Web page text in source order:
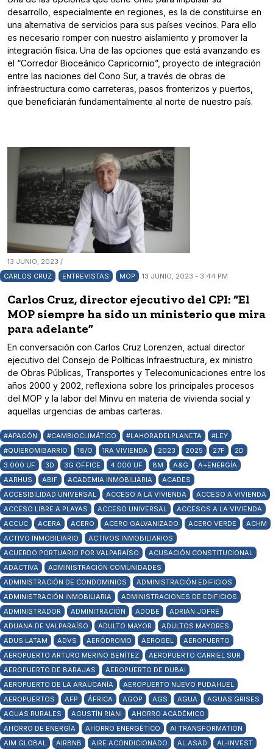
desarrollo, especialmente en regiones, es la de constituirse en
una alternativa de servicios para sus países vecinos. Para ello
es necesario romper con nuestro aislamiento y promover la
integración física. Una de las opciones que está avanzando es
el “Corredor Bioceánico Capricornio”, proyecto de integración
entre las naciones del Cono Sur, a través de obras de
infraestructura como carreteras, pasos fronterizos y puertos,
que beneficiarán fundamentalmente al norte de nuestro país.
13 JUNIO, 2023 /
CARLOS CRUZ
ENTREVISTAS MOP 13 JUNIO, 2023 - 3:44 PM
Carlos Cruz, director ejecutivo del CPI: “El
MOP siempre ha sido un ministerio que mira
para adelante”
En conversación con Carlos Cruz Lorenzen, actual director
ejecutivo del Consejo de Políticas Infraestructura, ex ministro
de Obras Públicas, Transportes y Telecomunicaciones entre los
años 2000 y 2002, reflexiona sobre los principales procesos
del MOP y la labor del Minvu en materia de vivienda social y
aquellas urgencias de ambas carteras.
#APAGÓN #CAMBIOCLIMÁTICO #LAHORADELPLANETA
#LEY
#QUIEROMIBARRIO
18/O 1RA VIVIENDA 2023 2025 27F
2D
3.000 UF
3D 3G OFFICE 4.000 UF 8M A&G
A+ENERGÍA
AARHUS
ABIF ACADEMIA INMOBILIARIA
ACADES
ACCESIBILIDAD UNIVERSAL
ACCESO A LA VIVIENDA
ACCESO A VIVIENDA
ACCESO LIBRE A PLAYAS
ACCESO UNIVERSAL
ACCESOS A LA VIVIENDA
ACCUC
ACERA ACERO ACERO GALVANIZADO ACERO VERDE
ACHM
ACTIVO INMOBILIARIO
ACTIVOS INMOBILIARIOS
ACUERDO PORTUARIO POR VALPARAÍSO
ACUSACIÓN CONSTITUCIONAL
ADACTIVA
ADMINISTRACIÓN COMUNIDADES
ADMINISTRACIÓN DE CONDOMINIOS
ADMINISTRACIÓN EDIFICIOS
ADMINISTRACIÓN INMOBILIARIA
ADMINISTRACIONES DE EDIFICIOS
ADMINISTRADOR
ADMINITRACIÓN ADOBE
ADRIÁN JOFRÉ
ADUANA DE VALPARAÍSO
ADULTO MAYOR
ADULTOS MAYORES
ADUS LATAM
ADVS AERÓDROMO AEROGEL
AEROPUERTO
AEROPUERTO ARTURO MERINO BENÍTEZ
AEROPUERTO CARRIEL SUR
AEROPUERTO DE BARAJAS
AEROPUERTO DE DUBAI
AEROPUERTO DE LA ARAUCANÍA
AEROPUERTO NUEVO PUDAHUEL
AEROPUERTOS
AFP ÁFRICA AGOP AGS AGUA
AGUAS GRISES
AGUAS RURALES
AGUSTÍN RIANI
AHORRO ACADÉMICO
AHORRO DE ENERGÍA
AHORRO ENERGÉTICO
AI TRANSFORMATION
AIM GLOBAL
AIRBNB AIRE ACONDICIONADO AL ASAD
AL-INVEST